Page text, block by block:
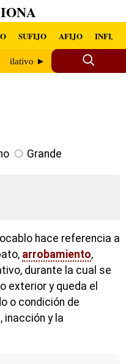
SUFIJO AFIJO INFIJO
ilativo ►
Grande
hace referencia a
arrobamiento,
durante la cual se
exterior y queda el
o condición de
inacción y la